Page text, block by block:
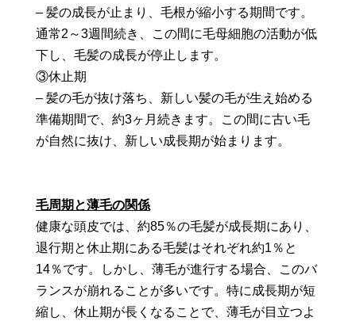
– 髪の成長が止まり、毛根が縮小する期間です。
通常2～3週間続き、この間に毛母細胞の活動が低
下し、毛髪の成長が停止します。
③休止期
– 髪の毛が抜け落ち、新しい髪の毛が生え始める
準備期間で、約3ヶ月続きます。この間に古い毛
が自然に抜け、新しい成長期が始まります。
毛周期と薄毛の関係
健康な頭皮では、約85％の毛髪が成長期にあり、
退行期と休止期にある毛髪はそれぞれ約1％と
14％です。しかし、薄毛が進行する場合、このバ
ランスが崩れることが多いです。特に成長期が短
縮し、休止期が長くなることで、薄毛が目立つよ